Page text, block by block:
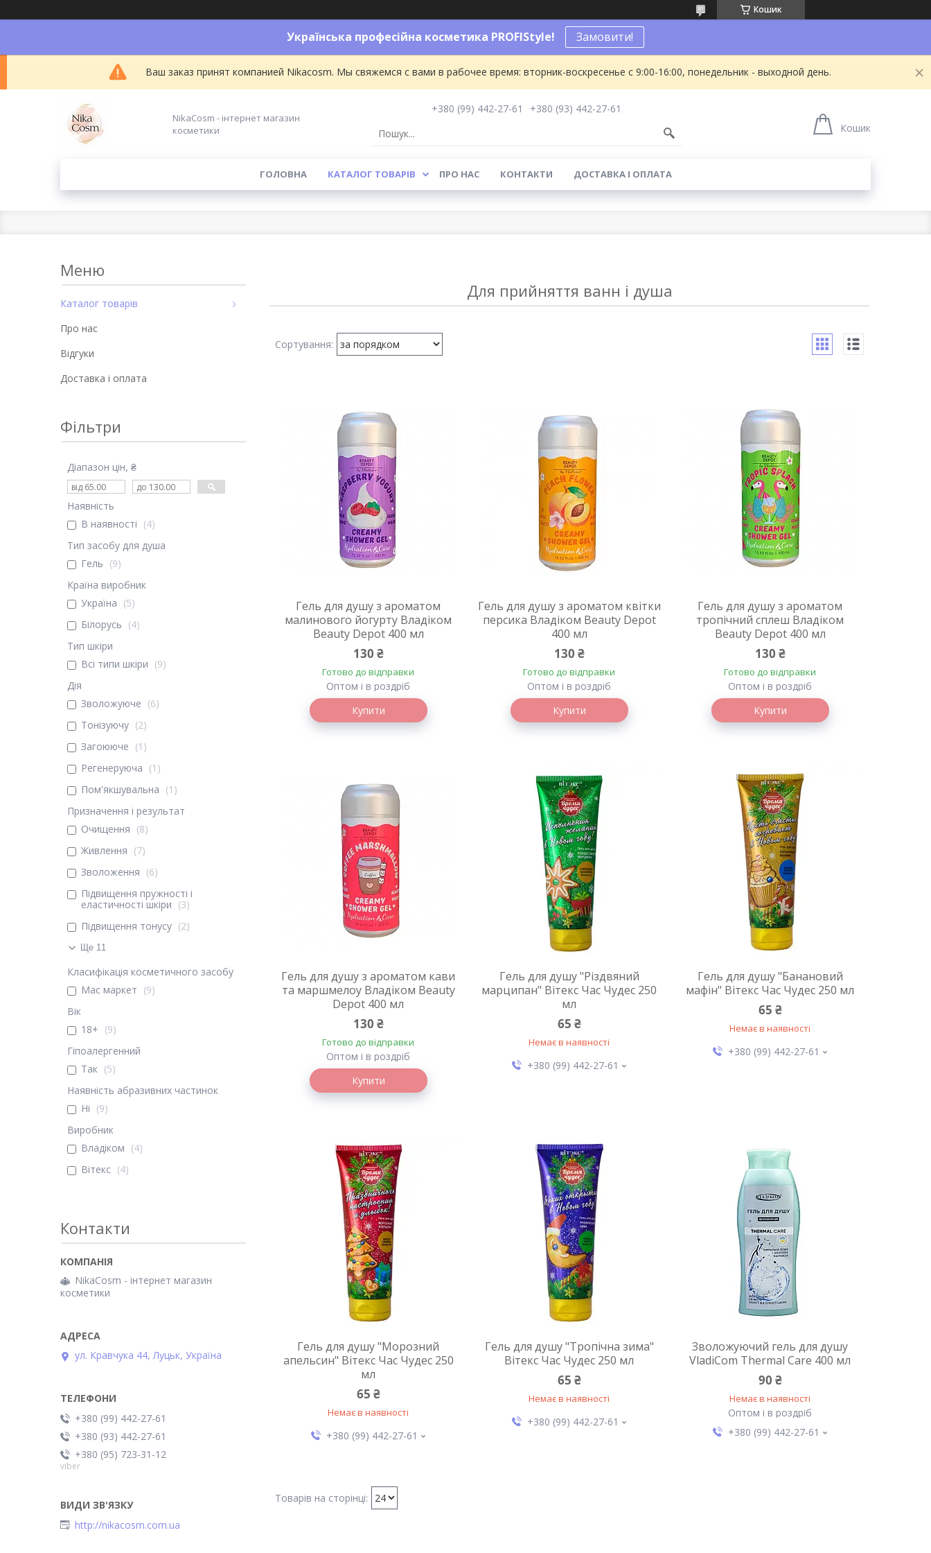
Кошик
Українська професійна косметика PROFIStyle! Замовити!
Ваш заказ принят компанией Nikacosm. Мы свяжемся с вами в рабочее время: вторник-воскресенье с 9:00-16:00, понедельник - выходной день.
NikaCosm - інтернет магазин
косметики
+380 (99) 442-27-61
+380 (93) 442-27-61
Кошик
ГОЛОВНА КАТАЛОГ ТОВАРІВ ПРО НАС КОНТАКТИ ДОСТАВКА І ОПЛАТА
Для прийняття ванн і душа
Гель для душу з ароматом
малинового йогурту Владіком
Beauty Depot 400 мл
130 ₴
Готово до відправки
Оптом і в роздріб
Купити
Гель для душу з ароматом квітки
персика Владіком Beauty Depot
400 мл
130 ₴
Готово до відправки
Оптом і в роздріб
Купити
Гель для душу з ароматом
тропічний сплеш Владіком
Beauty Depot 400 мл
130 ₴
Готово до відправки
Оптом і в роздріб
Купити
Гель для душу з ароматом кави
та маршмелоу Владіком Beauty
Depot 400 мл
130 ₴
Готово до відправки
Оптом і в роздріб
Купити
Гель для душу "Різдвяний
марципан" Вітекс Час Чудес 250
мл
65 ₴
Немає в наявності
+380 (99) 442-27-61
Гель для душу "Банановий
мафін" Вітекс Час Чудес 250 мл
65 ₴
Немає в наявності
+380 (99) 442-27-61
Гель для душу "Морозний
апельсин" Вітекс Час Чудес 250
мл
65 ₴
Немає в наявності
+380 (99) 442-27-61
Гель для душу "Тропічна зима"
Вітекс Час Чудес 250 мл
65 ₴
Немає в наявності
+380 (99) 442-27-61
Зволожуючий гель для душу
VladiCom Thermal Care 400 мл
90 ₴
Немає в наявності
Оптом і в роздріб
+380 (99) 442-27-61
Каталог товарів
Про нас
Відгуки
Доставка і оплата
Фільтри
Діапазон цін, ₴
Наявність
В наявності
4
Тип засобу для душа
Гель
9
Країна виробник
Україна
5
Білорусь
4
Тип шкіри
Всі типи шкіри
9
Дія
Зволожуюче
6
Тонізуючу
2
Загоююче
1
Регенеруюча
1
Пом'якшувальна
1
Призначення і результат
Очищення
8
Живлення
7
Зволоження
6
Підвищення пружності і
еластичності шкіри
3
Підвищення тонусу
2
Ще 11
Класифікація косметичного засобу
Мас маркет
9
Вік
18+
9
Гіпоалергенний
Так
5
Наявність абразивних частинок
Ні
9
Виробник
Владіком
4
Вітекс
4
Контакти
NikaCosm - інтернет магазин
косметики
ул. Кравчука 44, Луцьк, Україна
+380 (99) 442-27-61
+380 (93) 442-27-61
+380 (95) 723-31-12
viber
http://nikacosm.com.ua